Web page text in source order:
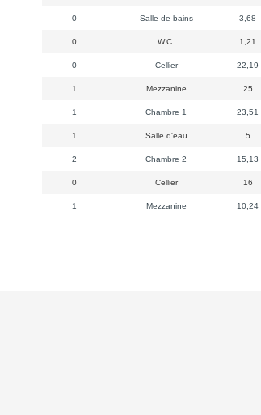
0 Salle de bains 3,68
0 W.C. 1,21
0 Cellier 22,19
1 Mezzanine 25
1 Chambre 1 23,51
1 Salle d'eau 5
2 Chambre 2 15,13
0 Cellier 16
1 Mezzanine 10,24